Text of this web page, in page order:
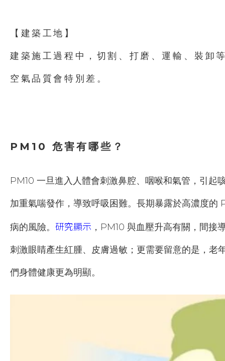
【建築工地】
建築施工過程中，切割、打磨、運輸、裝卸
空氣品質會特別差。
PM10 危害有哪些？
PM10 一旦進入人體會刺激鼻腔、咽喉和氣管，引起
加重氣喘發作，導致呼吸困難。長期暴露於高濃度
病的風險。 研究顯示 ，PM10 與血壓升高有關，間接
刺激眼睛產生紅腫、皮膚過敏；更需要留意的是，
們身體健康更為明顯。